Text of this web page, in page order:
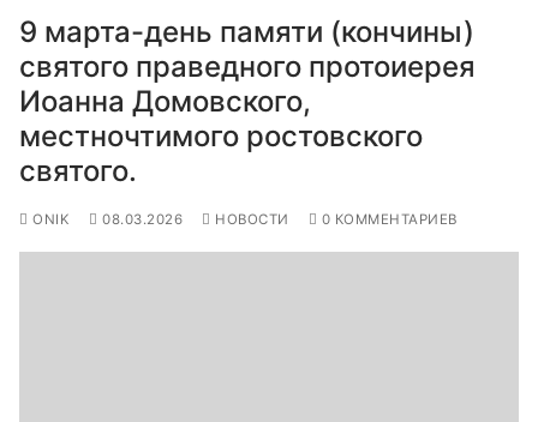
9 марта-день памяти (кончины)
святого праведного протоиерея
Иоанна Домовского,
местночтимого ростовского
святого.
ONIK 08.03.2026 НОВОСТИ 0 КОММЕНТАРИЕВ